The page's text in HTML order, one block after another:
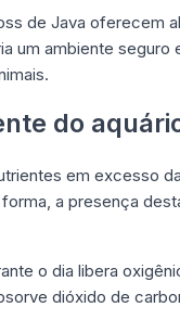
de Java oferecem
um ambiente seguro
do
em excesso
a presença
o dia libera
dióxido de